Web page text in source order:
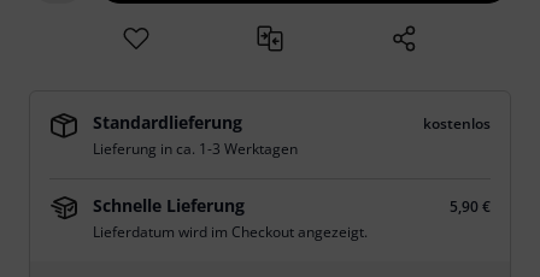
Standardlieferung
kostenlos
Lieferung in ca. 1-3 Werktagen
Schnelle Lieferung
5,90 €
Lieferdatum wird im Checkout angezeigt.